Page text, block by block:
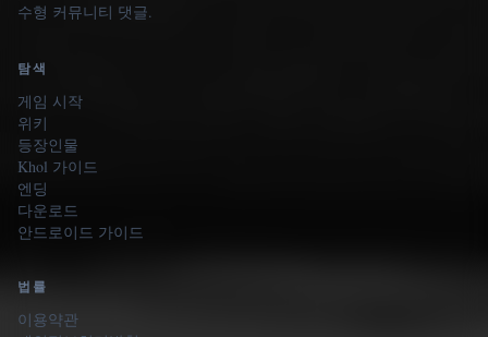
수형 커뮤니티 댓글.
탐색
게임 시작
위키
등장인물
Khol 가이드
엔딩
다운로드
안드로이드 가이드
법률
이용약관